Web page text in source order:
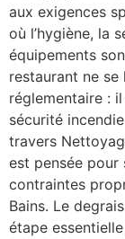
aux exigences
où l’hygiène, la
équipements
restaurant ne
réglementaire :
sécurité
travers
est pensée pour
contraintes
Bains. Le
étape